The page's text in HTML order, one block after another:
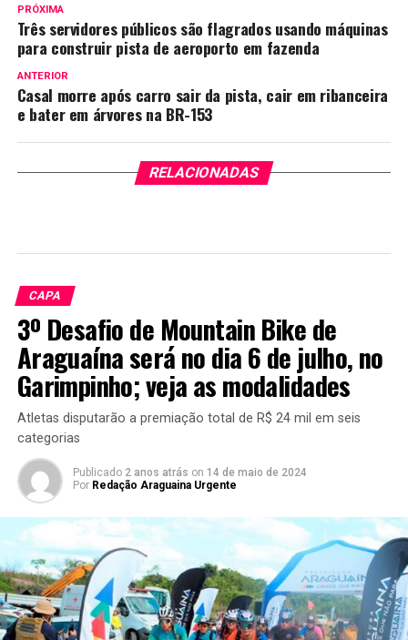
PRÓXIMA
Três servidores públicos são flagrados usando máquinas
para construir pista de aeroporto em fazenda
ANTERIOR
Casal morre após carro sair da pista, cair em ribanceira
e bater em árvores na BR-153
RELACIONADAS
CAPA
3º Desafio de Mountain Bike de
Araguaína será no dia 6 de julho, no
Garimpinho; veja as modalidades
Atletas disputarão a premiação total de R$ 24 mil em seis
categorias
Publicado 2 anos atrás on 14 de maio de 2024
Por Redação Araguaina Urgente